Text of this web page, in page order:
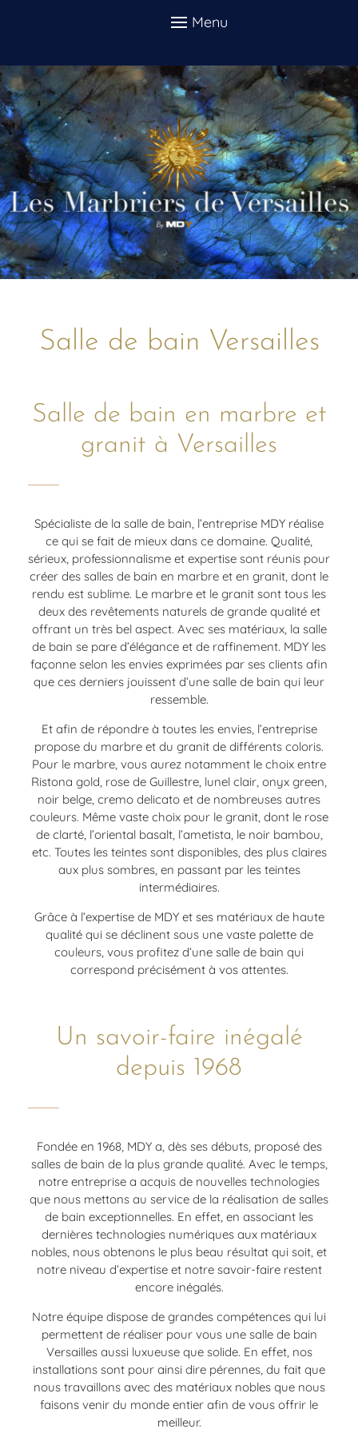
Salle de bain Versailles
Salle de bain en marbre et
granit à Versailles
Spécialiste de la salle de bain, l’entreprise MDY réalise
ce qui se fait de mieux dans ce domaine. Qualité,
sérieux, professionnalisme et expertise sont réunis pour
créer des salles de bain en marbre et en granit, dont le
rendu est sublime. Le marbre et le granit sont tous les
deux des revêtements naturels de grande qualité et
offrant un très bel aspect. Avec ses matériaux, la salle
de bain se pare d’élégance et de raffinement. MDY les
façonne selon les envies exprimées par ses clients afin
que ces derniers jouissent d’une salle de bain qui leur
ressemble.
Et afin de répondre à toutes les envies, l’entreprise
propose du marbre et du granit de différents coloris.
Pour le marbre, vous aurez notamment le choix entre
Ristona gold, rose de Guillestre, lunel clair, onyx green,
noir belge, cremo delicato et de nombreuses autres
couleurs. Même vaste choix pour le granit, dont le rose
de clarté, l’oriental basalt, l’ametista, le noir bambou,
etc. Toutes les teintes sont disponibles, des plus claires
aux plus sombres, en passant par les teintes
intermédiaires.
Grâce à l’expertise de MDY et ses matériaux de haute
qualité qui se déclinent sous une vaste palette de
couleurs, vous profitez d’une salle de bain qui
correspond précisément à vos attentes.
Un savoir-faire inégalé
depuis 1968
Fondée en 1968, MDY a, dès ses débuts, proposé des
salles de bain de la plus grande qualité. Avec le temps,
notre entreprise a acquis de nouvelles technologies
que nous mettons au service de la réalisation de salles
de bain exceptionnelles. En effet, en associant les
dernières technologies numériques aux matériaux
nobles, nous obtenons le plus beau résultat qui soit, et
notre niveau d’expertise et notre savoir-faire restent
encore inégalés.
Notre équipe dispose de grandes compétences qui lui
permettent de réaliser pour vous une salle de bain
Versailles aussi luxueuse que solide. En effet, nos
installations sont pour ainsi dire pérennes, du fait que
nous travaillons avec des matériaux nobles que nous
faisons venir du monde entier afin de vous offrir le
meilleur.